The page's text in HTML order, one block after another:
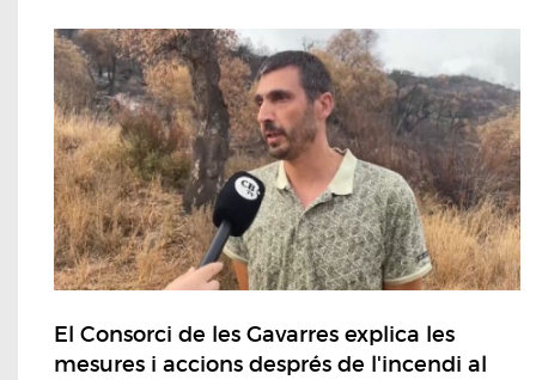
El Consorci de les Gavarres explica les
mesures i accions després de l'incendi al